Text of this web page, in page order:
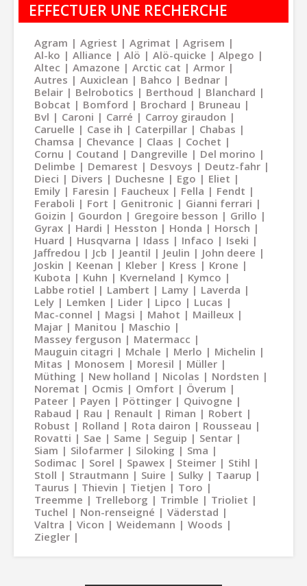
EFFECTUER UNE RECHERCHE
Agram Agriest Agrimat
Agrisem
Al-ko
Alliance Alö Alö-quicke
Alpego
Altec
Amazone Arctic cat
Armor
Autres
Auxiclean Bahco
Bednar
Belair
Belrobotics Berthoud
Blanchard
Bobcat
Bomford Brochard
Bruneau
Bvl
Caroni Carré
Carroy giraudon
Caruelle
Case ih Caterpillar
Chabas
Chamsa
Chevance Claas
Cochet
Cornu
Coutand Dangreville
Del morino
Delimbe
Demarest Desvoys
Deutz-fahr
Dieci
Divers Duchesne Ego
Eliet
Emily
Faresin Faucheux Fella
Fendt
Feraboli
Fort Genitronic
Gianni ferrari
Goizin
Gourdon Gregoire besson
Grillo
Gyrax
Hardi Hesston Honda
Horsch
Huard
Husqvarna Idass Infaco
Iseki
Jaffredou
Jcb Jeantil Jeulin
John deere
Joskin
Keenan Kleber Kress
Krone
Kubota
Kuhn Kverneland
Kymco
Labbe rotiel
Lambert Lamy
Laverda
Lely
Lemken Lider Lipco
Lucas
Mac-connel
Magsi Mahot
Mailleux
Majar
Manitou
Maschio
Massey ferguson
Matermacc
Mauguin citagri
Mchale Merlo
Michelin
Mitas
Monosem Moresil
Müller
Müthing
New holland Nicolas
Nordsten
Noremat
Ocmis Omfort
Överum
Pateer
Payen Pöttinger
Quivogne
Rabaud
Rau Renault Riman
Robert
Robust
Rolland Rota dairon
Rousseau
Rovatti
Sae Same Seguip
Sentar
Siam
Silofarmer Siloking
Sma
Sodimac
Sorel Spawex Steimer
Stihl
Stoll
Strautmann Suire Sulky
Taarup
Taurus
Thievin Tietjen
Toro
Treemme
Trelleborg Trimble
Trioliet
Tuchel
Non-renseigné
Väderstad
Valtra
Vicon Weidemann
Woods
Ziegler